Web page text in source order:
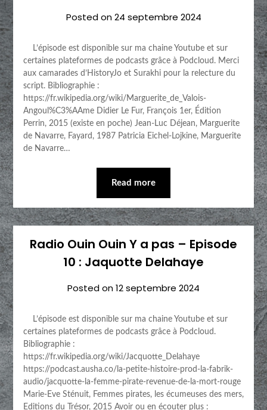
Posted on24 septembre 2024
L’épisode est disponible sur ma chaine Youtube et sur
certaines plateformes de podcasts grâce à Podcloud. Merci
aux camarades d’HistoryJo et Surakhi pour la relecture du
script. Bibliographie :
https://fr.wikipedia.org/wiki/Marguerite_de_Valois-
Angoul%C3%AAme Didier Le Fur, François 1er, Édition
Perrin, 2015 (existe en poche) Jean-Luc Déjean, Marguerite
de Navarre, Fayard, 1987 Patricia Eichel-Lojkine, Marguerite
de Navarre…
Read more
Radio Ouin Ouin Y a pas – Episode
10 : Jaquotte Delahaye
Posted on12 septembre 2024
L’épisode est disponible sur ma chaine Youtube et sur
certaines plateformes de podcasts grâce à Podcloud.
Bibliographie :
https://fr.wikipedia.org/wiki/Jacquotte_Delahaye
https://podcast.ausha.co/la-petite-histoire-prod-la-fabrik-
audio/jacquotte-la-femme-pirate-revenue-de-la-mort-rouge
Marie-Eve Sténuit, Femmes pirates, les écumeuses des mers,
Editions du Trésor, 2015 Avoir ou en écouter plus :